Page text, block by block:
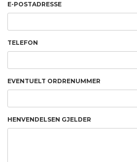
E-POSTADRESSE
TELEFON
EVENTUELT ORDRENUMMER
HENVENDELSEN GJELDER